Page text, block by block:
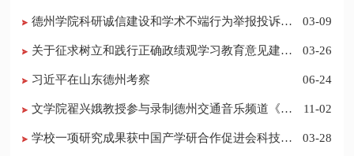
德州学院科研诚信建设和学术不端行为举报投诉电
03-09
03-26
习近平在山东德州考察 06-24
​文学院翟兴娥教授参与录制德州交通音乐频道《科
11-02
学校一项研究成果获中国产学研合作促进会科技创
03-28